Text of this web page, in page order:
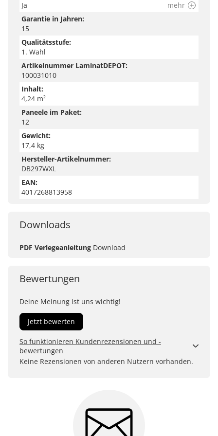
Ja
mehr
Garantie in Jahren:
15
Qualitätsstufe:
1. Wahl
Artikelnummer LaminatDEPOT:
100031010
Inhalt:
4,24 m²
Paneele im Paket:
12
Gewicht:
17,4 kg
Hersteller-Artikelnummer:
DB297WXL
EAN:
4017268813958
Downloads
PDF Verlegeanleitung Download
Bewertungen
Deine Meinung ist uns wichtig!
Jetzt bewerten
So funktionieren Kundenrezensionen und -
bewertungen
Kundenbewertungen sind für uns und unsere Kunden
Erfahren Sie mehr darüber, wie Kundenbewertungen
bei uns funktionieren
Keine Rezensionen von anderen Nutzern vorhanden.